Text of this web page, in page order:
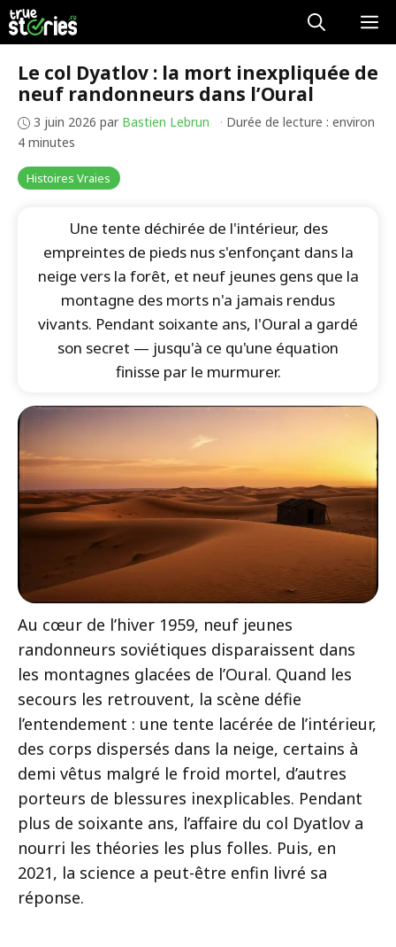
Aller
au
contenu
Histoires Vraies
Le col Dyatlov : la mort inexpliquée de
neuf randonneurs dans l’Oural
3 juin 2026 par Bastien Lebrun · Durée de lecture : environ
4 minutes
Une tente déchirée de l'intérieur, des
empreintes de pieds nus s'enfonçant dans la
neige vers la forêt, et neuf jeunes gens que la
montagne des morts n'a jamais rendus
vivants. Pendant soixante ans, l'Oural a gardé
son secret — jusqu'à ce qu'une équation
finisse par le murmurer.
Au cœur de l’hiver 1959, neuf jeunes
randonneurs soviétiques disparaissent dans
les montagnes glacées de l’Oural. Quand les
secours les retrouvent, la scène défie
l’entendement : une tente lacérée de l’intérieur,
des corps dispersés dans la neige, certains à
demi vêtus malgré le froid mortel, d’autres
porteurs de blessures inexplicables. Pendant
plus de soixante ans, l’affaire du col Dyatlov a
nourri les théories les plus folles. Puis, en
2021, la science a peut-être enfin livré sa
réponse.